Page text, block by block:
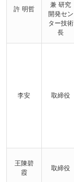
許 明哲
兼 研究
開発セン
ター技術
長
李安 取締役
王陳碧
霞
取締役